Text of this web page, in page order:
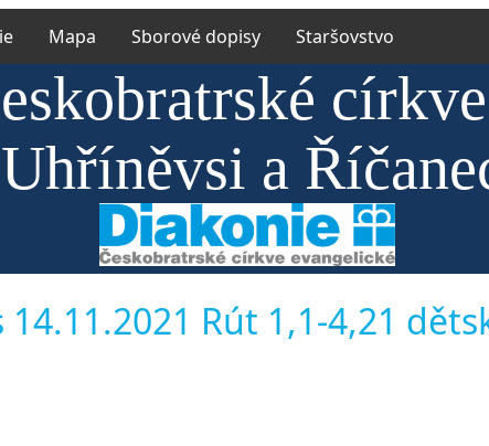
Mapa Sborové dopisy Staršovstvo
a
14.11.2021 Rút 1,1-4,21